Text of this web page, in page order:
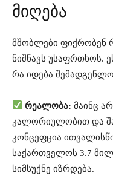
მიღება
მშობლები ფიქრობენ
ნიშნავს უსაფრთხოს.
რა იდება
რეალობა: მაინც
კალორიულობით და
კონცეფცია
საქართველოს 3.7
სიმსუქნე იზრდება.